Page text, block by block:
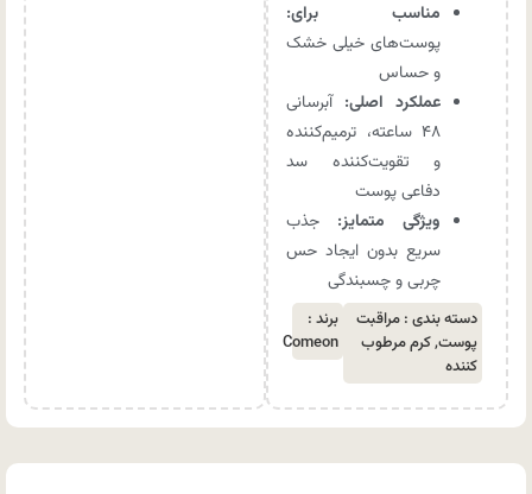
مناسب برای:
پوست‌های خیلی خشک
و حساس
عملکرد اصلی: آبرسانی
۴۸ ساعته، ترمیم‌کننده
و تقویت‌کننده سد
دفاعی پوست
ویژگی متمایز: جذب
سریع بدون ایجاد حس
چربی و چسبندگی
دسته بندی : مراقبت
پوست,کرم مرطوب
کننده
برند :
Comeon